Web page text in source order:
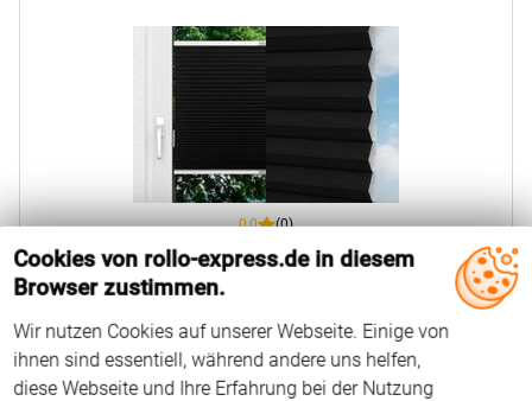
0,0 (0)
Konfigurieren
Cookies von rollo-express.de in diesem
Browser zustimmen.
Wir nutzen Cookies auf unserer Webseite. Einige von
ihnen sind essentiell, während andere uns helfen,
diese Webseite und Ihre Erfahrung bei der Nutzung